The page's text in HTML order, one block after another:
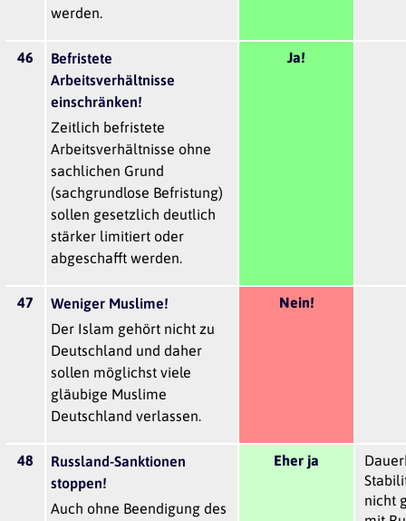
werden.
46
Befristete
Arbeitsverhältnisse
einschränken!
Zeitlich befristete
Arbeitsverhältnisse ohne
sachlichen Grund
(sachgrundlose Befristung)
sollen gesetzlich deutlich
stärker limitiert oder
abgeschafft werden.
Ja!
47
Weniger Muslime!
Der Islam gehört nicht zu
Deutschland und daher
sollen möglichst viele
gläubige Muslime
Deutschland verlassen.
Nein!
48
Russland-Sanktionen
stoppen!
Auch ohne Beendigung des
Eher ja
nicht